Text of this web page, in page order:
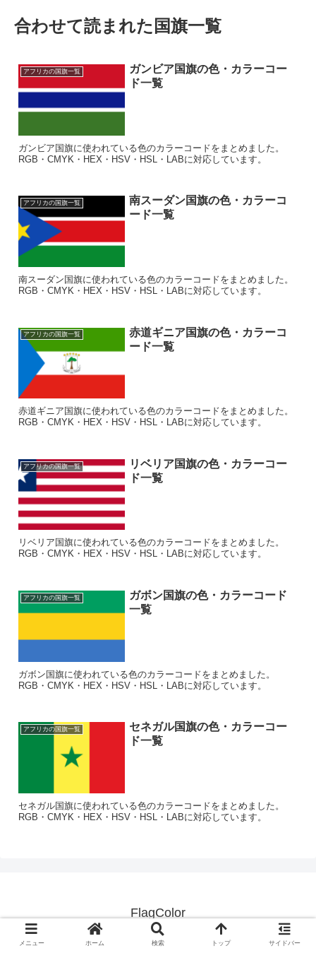
合わせて読まれた国旗一覧
アフリカの国旗一覧
ガンビア国旗の色・カラーコー
ド一覧
ガンビア国旗に使われている色のカラーコードをまとめました。
RGB・CMYK・HEX・HSV・HSL・LABに対応しています。
アフリカの国旗一覧
南スーダン国旗の色・カラーコ
ード一覧
南スーダン国旗に使われている色のカラーコードをまとめました。
RGB・CMYK・HEX・HSV・HSL・LABに対応しています。
アフリカの国旗一覧
赤道ギニア国旗の色・カラーコ
ード一覧
赤道ギニア国旗に使われている色のカラーコードをまとめました。
RGB・CMYK・HEX・HSV・HSL・LABに対応しています。
アフリカの国旗一覧
リベリア国旗の色・カラーコー
ド一覧
リベリア国旗に使われている色のカラーコードをまとめました。
RGB・CMYK・HEX・HSV・HSL・LABに対応しています。
アフリカの国旗一覧
ガボン国旗の色・カラーコード
一覧
ガボン国旗に使われている色のカラーコードをまとめました。
RGB・CMYK・HEX・HSV・HSL・LABに対応しています。
アフリカの国旗一覧
セネガル国旗の色・カラーコー
ド一覧
セネガル国旗に使われている色のカラーコードをまとめました。
RGB・CMYK・HEX・HSV・HSL・LABに対応しています。
FlagColor
© 2020-2026 FlagColor.
メニュー ホーム 検索 トップ サイドバー